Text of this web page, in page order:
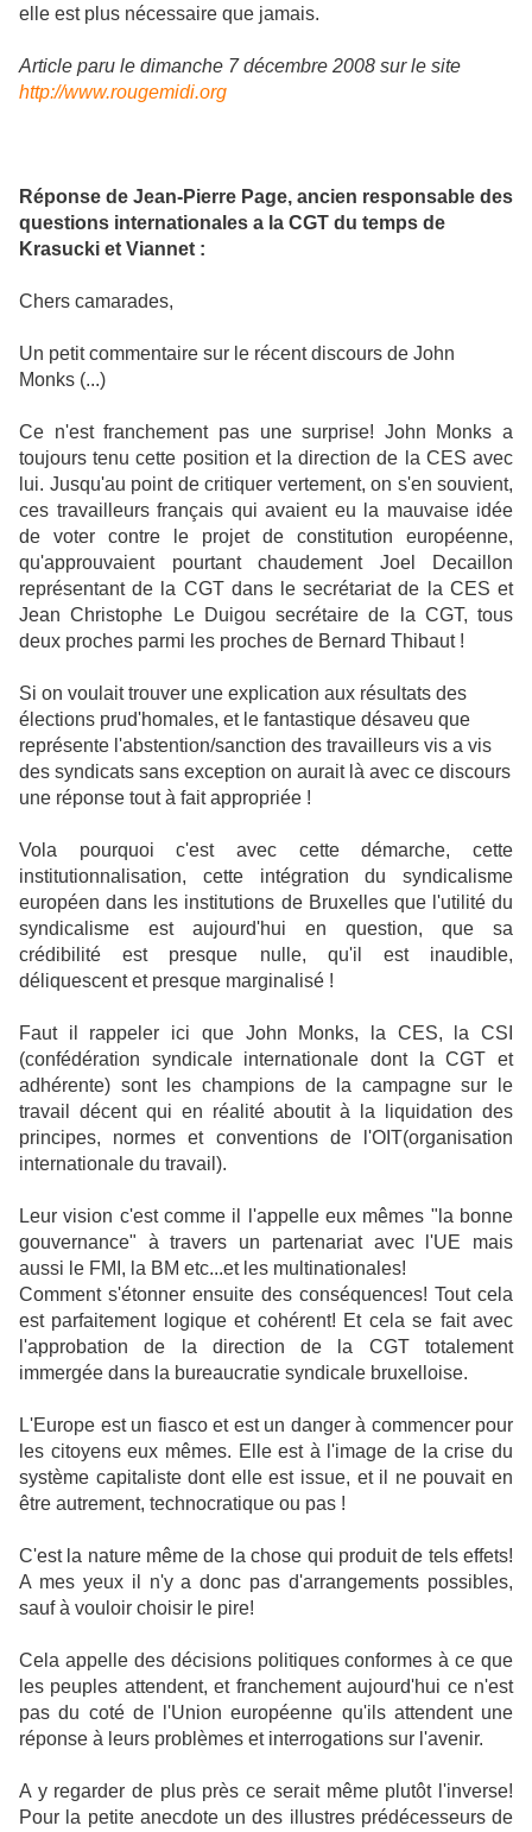
elle est plus nécessaire que jamais.
Article paru le dimanche 7 décembre 2008 sur le site
http://www.rougemidi.org
Réponse de Jean-Pierre Page, ancien responsable des
questions internationales a la CGT du temps de
Krasucki et Viannet :
Chers camarades,
Un petit commentaire sur le récent discours de John
Monks (...)
Ce n'est franchement pas une surprise! John Monks a
toujours tenu cette position et la direction de la CES avec
lui. Jusqu'au point de critiquer vertement, on s'en souvient,
ces travailleurs français qui avaient eu la mauvaise idée
de voter contre le projet de constitution européenne,
qu'approuvaient pourtant chaudement Joel Decaillon
représentant de la CGT dans le secrétariat de la CES et
Jean Christophe Le Duigou secrétaire de la CGT, tous
deux proches parmi les proches de Bernard Thibaut !
Si on voulait trouver une explication aux résultats des
élections prud'homales, et le fantastique désaveu que
représente l'abstention/sanction des travailleurs vis a vis
des syndicats sans exception on aurait là avec ce discours
une réponse tout à fait appropriée !
Vola pourquoi c'est avec cette démarche, cette
institutionnalisation, cette intégration du syndicalisme
européen dans les institutions de Bruxelles que l'utilité du
syndicalisme est aujourd'hui en question, que sa
crédibilité est presque nulle, qu'il est inaudible,
déliquescent et presque marginalisé !
Faut il rappeler ici que John Monks, la CES, la CSI
(confédération syndicale internationale dont la CGT et
adhérente) sont les champions de la campagne sur le
travail décent qui en réalité aboutit à la liquidation des
principes, normes et conventions de l'OIT(organisation
internationale du travail).
Leur vision c'est comme il l'appelle eux mêmes "la bonne
gouvernance" à travers un partenariat avec l'UE mais
aussi le FMI, la BM etc...et les multinationales!
Comment s'étonner ensuite des conséquences! Tout cela
est parfaitement logique et cohérent! Et cela se fait avec
l'approbation de la direction de la CGT totalement
immergée dans la bureaucratie syndicale bruxelloise.
L'Europe est un fiasco et est un danger à commencer pour
les citoyens eux mêmes. Elle est à l'image de la crise du
système capitaliste dont elle est issue, et il ne pouvait en
être autrement, technocratique ou pas !
C'est la nature même de la chose qui produit de tels effets!
A mes yeux il n'y a donc pas d'arrangements possibles,
sauf à vouloir choisir le pire!
Cela appelle des décisions politiques conformes à ce que
les peuples attendent, et franchement aujourd'hui ce n'est
pas du coté de l'Union européenne qu'ils attendent une
réponse à leurs problèmes et interrogations sur l'avenir.
A y regarder de plus près ce serait même plutôt l'inverse!
Pour la petite anecdote un des illustres prédécesseurs de